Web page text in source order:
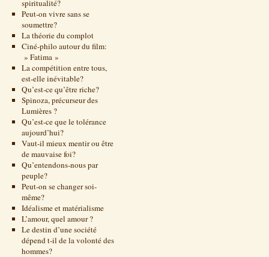
spiritualité?
Peut-on vivre sans se
soumettre?
La théorie du complot
Ciné-philo autour du film:
» Fatima »
La compétition entre tous,
est-elle inévitable?
Qu’est-ce qu’être riche?
Spinoza, précurseur des
Lumières ?
Qu’est-ce que le tolérance
aujourd’hui?
Vaut-il mieux mentir ou être
de mauvaise foi?
Qu’entendons-nous par
peuple?
Peut-on se changer soi-
même?
Idéalisme et matérialisme
L’amour, quel amour ?
Le destin d’une société
dépend t-il de la volonté des
hommes?